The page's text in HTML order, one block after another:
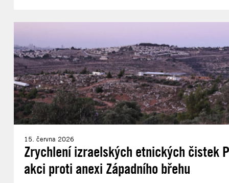
15. června 2026
Zrychlení izraelských etnických čistek
akci proti anexi Západního břehu